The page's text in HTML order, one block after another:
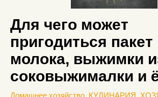
Для чего может
пригодиться
молока, выжимки
соковыжималки и
Домашнее хозяйство, КУЛИНАРИЯ,